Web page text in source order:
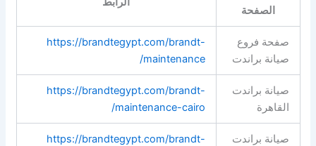
الصفحة
صفحة فروع
صيانة براندت
https://brandtegypt.com/brandt-
maintenance/
صيانة براندت
القاهرة
https://brandtegypt.com/brandt-
maintenance-cairo/
صيانة براندت
https://brandtegypt.com/brandt-